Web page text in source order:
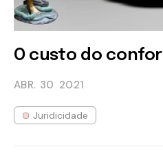
O custo do
ABR. 30 2021
Juridicidade